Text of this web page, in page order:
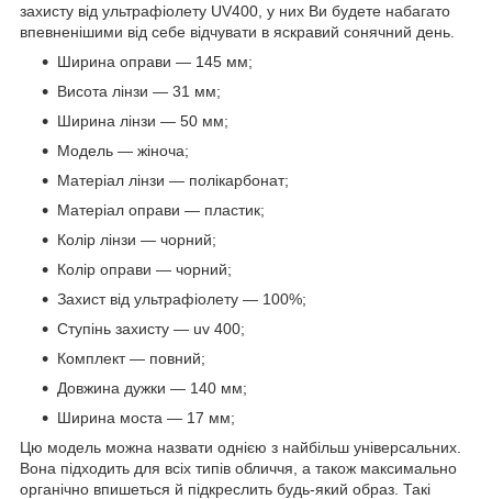
захисту від ультрафіолету UV400, у них Ви будете набагато
впевненішими від себе відчувати в яскравий сонячний день.
Ширина оправи — 145 мм;
Висота лінзи — 31 мм;
Ширина лінзи — 50 мм;
Модель — жіноча;
Матеріал лінзи — полікарбонат;
Матеріал оправи — пластик;
Колір лінзи — чорний;
Колір оправи — чорний;
Захист від ультрафіолету — 100%;
Ступінь захисту — uv 400;
Комплект — повний;
Довжина дужки — 140 мм;
Ширина моста — 17 мм;
Цю модель можна назвати однією з найбільш універсальних.
Вона підходить для всіх типів обличчя, а також максимально
органічно впишеться й підкреслить будь-який образ. Такі